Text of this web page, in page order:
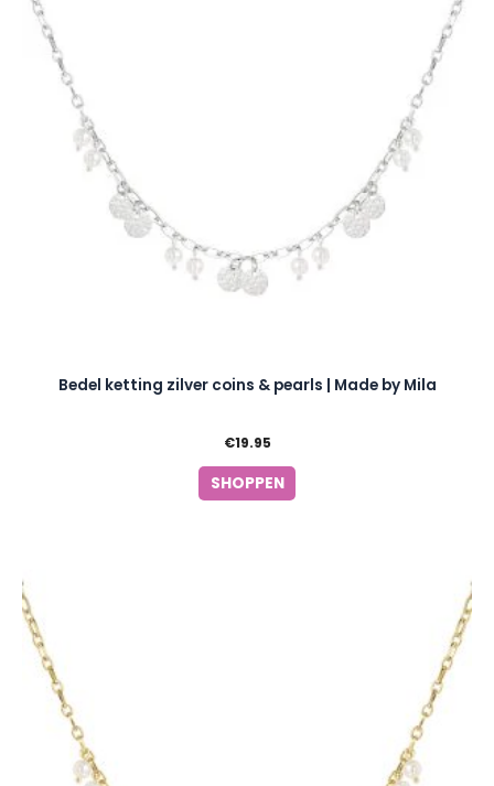
Bedel ketting zilver coins & pearls | Made by Mila
€19.95
SHOPPEN